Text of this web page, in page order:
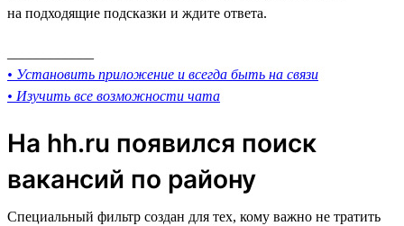
на подходящие подсказки и ждите ответа.
• Установить приложение и всегда быть на связи
• Изучить все возможности чата
На hh.ru появился поиск
вакансий по району
Специальный фильтр создан для тех, кому важно не тратить